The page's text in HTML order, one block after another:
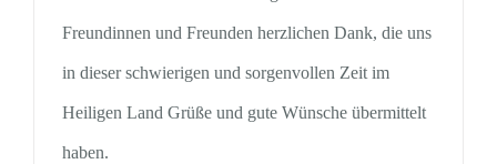
Freundinnen und Freunden herzlichen Dank, die uns
in dieser schwierigen und sorgenvollen Zeit im
Heiligen Land Grüße und gute Wünsche übermittelt
haben.